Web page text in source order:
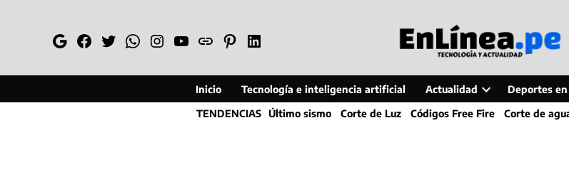
GoogleFacebook
TwitterWhatsapp
Instagram
YouTube
WebPinterestLinkedin
Inicio Tecnología e inteligencia artificial Actualidad
Open
dropdown
Deportes
TENDENCIAS Último sismo Corte de Luz Códigos Free Fire Corte de